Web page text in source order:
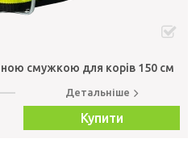
смужкою для корів 150 см
Детальніше
Купити